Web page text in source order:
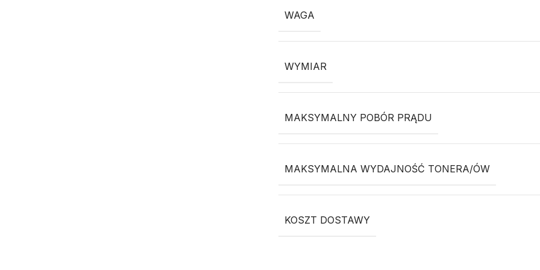
WAGA
WYMIAR
MAKSYMALNY POBÓR PRĄDU
MAKSYMALNA WYDAJNOŚĆ TONERA/ÓW
KOSZT DOSTAWY